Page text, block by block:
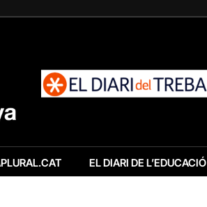
EL DIARI DE L’EDUCACIÓ